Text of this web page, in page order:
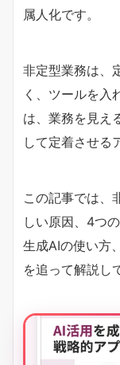
属人化です。
非定型業務は、
く、ツールを入
は、業務を見え
して定着させる
この記事では、
しい原因、4つ
生成AIの使い方
を追って解説し